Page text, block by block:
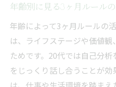
年齢別に見る3ヶ月ルール
年齢によって3ヶ月ルールの
は、ライフステージや価値
ためです。20代では自己分
をじっくり話し合うことが